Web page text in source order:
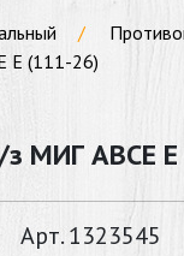
Е (111-26)
МИГ АВСЕ
Арт. 1323545